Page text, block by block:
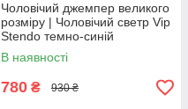
Чоловічий джемпер великого
розміру | Чоловічий светр Vip
Stendo темно-синій
Туреччина 9112 Б
В наявності
780 ₴ 930 ₴